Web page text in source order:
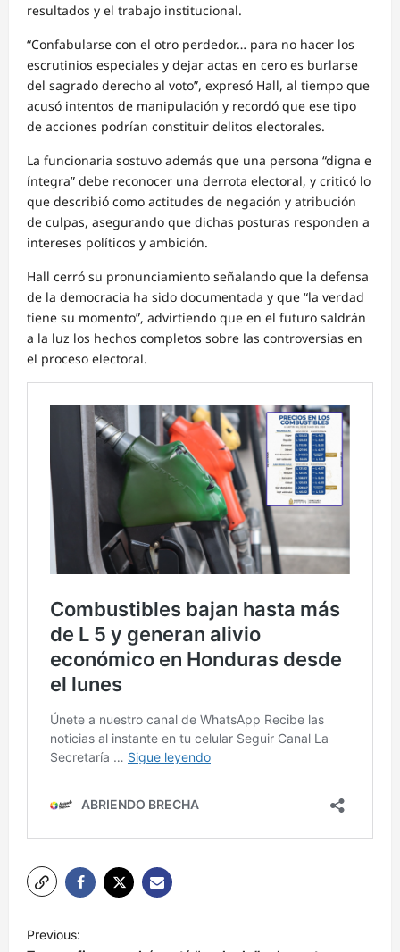
resultados y el trabajo institucional.
“Confabularse con el otro perdedor… para no hacer los
escrutinios especiales y dejar actas en cero es burlarse
del sagrado derecho al voto”, expresó Hall, al tiempo que
acusó intentos de manipulación y recordó que ese tipo
de acciones podrían constituir delitos electorales.
La funcionaria sostuvo además que una persona “digna e
íntegra” debe reconocer una derrota electoral, y criticó lo
que describió como actitudes de negación y atribución
de culpas, asegurando que dichas posturas responden a
intereses políticos y ambición.
Hall cerró su pronunciamiento señalando que la defensa
de la democracia ha sido documentada y que “la verdad
tiene su momento”, advirtiendo que en el futuro saldrán
a la luz los hechos completos sobre las controversias en
el proceso electoral.
NPrevious: